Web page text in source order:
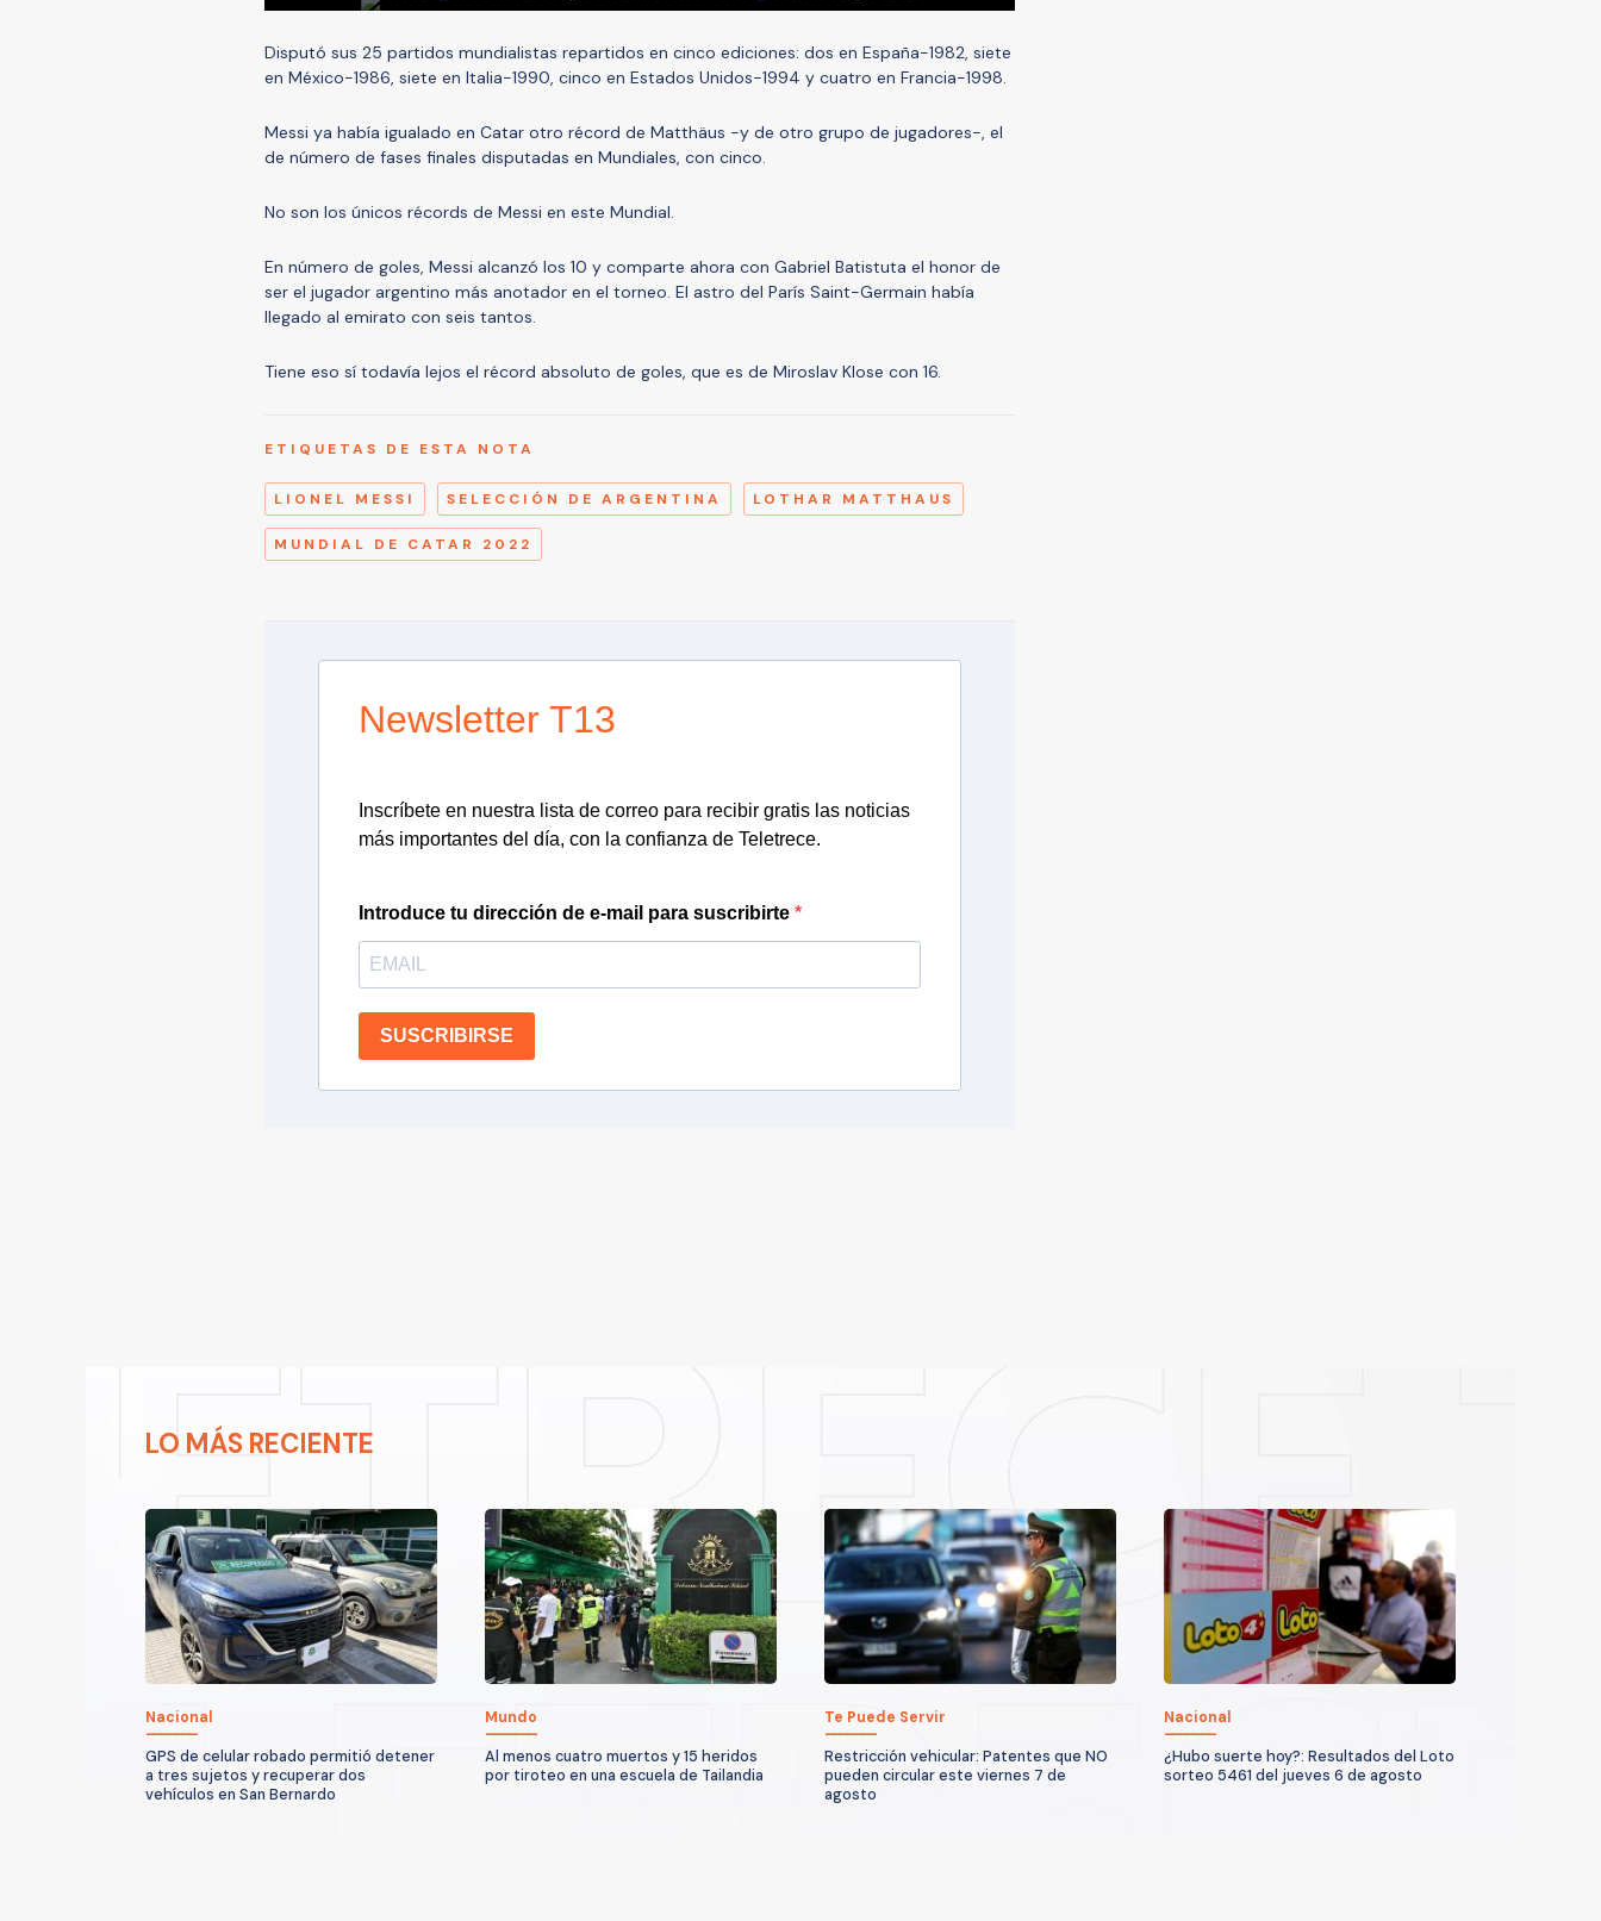
Disputó sus 25 partidos mundialistas repartidos en cinco ediciones: dos en España-1982, siete
en México-1986, siete en Italia-1990, cinco en Estados Unidos-1994 y cuatro en Francia-1998.
Messi ya había igualado en Catar otro récord de Matthäus -y de otro grupo de jugadores-, el
de número de fases finales disputadas en Mundiales, con cinco.
No son los únicos récords de Messi en este Mundial.
En número de goles, Messi alcanzó los 10 y comparte ahora con Gabriel Batistuta el honor de
ser el jugador argentino más anotador en el torneo. El astro del París Saint-Germain había
llegado al emirato con seis tantos.
Tiene eso sí todavía lejos el récord absoluto de goles, que es de Miroslav Klose con 16.
ETIQUETAS DE ESTA NOTA
LIONEL MESSI SELECCIÓN DE ARGENTINA LOTHAR MATTHAUS
MUNDIAL DE CATAR 2022
Newsletter T13
Inscríbete en nuestra lista de correo para recibir gratis las noticias
más importantes del día, con la confianza de Teletrece.
Introduce tu dirección de e-mail para suscribirte
SUSCRIBIRSE
LO MÁS RECIENTE
Nacional
GPS de celular robado permitió detener
a tres sujetos y recuperar dos
vehículos en San Bernardo
Mundo
Al menos cuatro muertos y 15 heridos
por tiroteo en una escuela de Tailandia
Te Puede Servir
Restricción vehicular: Patentes que NO
pueden circular este viernes 7 de
agosto
Nacional
¿Hubo suerte hoy?: Resultados del Loto
sorteo 5461 del jueves 6 de agosto